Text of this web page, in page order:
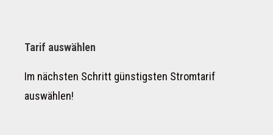
Tarif auswählen
Im nächsten Schritt günstigsten Stromtarif
auswählen!